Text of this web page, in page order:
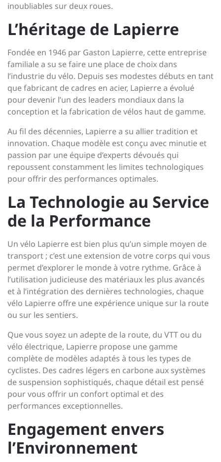
inoubliables sur deux roues.
L’héritage de Lapierre
Fondée en 1946 par Gaston Lapierre, cette entreprise
familiale a su se faire une place de choix dans
l’industrie du vélo. Depuis ses modestes débuts en tant
que fabricant de cadres en acier, Lapierre a évolué
pour devenir l’un des leaders mondiaux dans la
conception et la fabrication de vélos haut de gamme.
Au fil des décennies, Lapierre a su allier tradition et
innovation. Chaque modèle est conçu avec minutie et
passion par une équipe d’experts dévoués qui
repoussent constamment les limites technologiques
pour offrir des performances optimales.
La Technologie au Service
de la Performance
Un vélo Lapierre est bien plus qu’un simple moyen de
transport ; c’est une extension de votre corps qui vous
permet d’explorer le monde à votre rythme. Grâce à
l’utilisation judicieuse des matériaux les plus avancés
et à l’intégration des dernières technologies, chaque
vélo Lapierre offre une expérience unique sur la route
ou sur les sentiers.
Que vous soyez un adepte de la route, du VTT ou du
vélo électrique, Lapierre propose une gamme
complète de modèles adaptés à tous les types de
cyclistes. Des cadres légers en carbone aux systèmes
de suspension sophistiqués, chaque détail est pensé
pour vous offrir un confort optimal et des
performances exceptionnelles.
Engagement envers
l’Environnement